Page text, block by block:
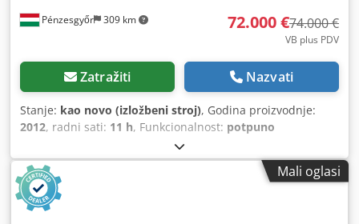
Pénzesgyőr 309 km 72.000 €74.000 €
VB plus PDV
Zatražiti Nazvati
Stanje: kao novo (izložbeni stroj), Godina proizvodnje:
2012, radni sati: 11 h, Funkcionalnost: potpuno
, broj stroja/vozila:
boja:žuta, radna masa:1.209 kg, masa praznog vozila:
1.209 kg
gumene gusjenice, Na
prodaju je Vermeer D 6x6 Navigator kompaktna upravljana
bušilica koja je prethodno korištena isključivo za
Mali oglasi